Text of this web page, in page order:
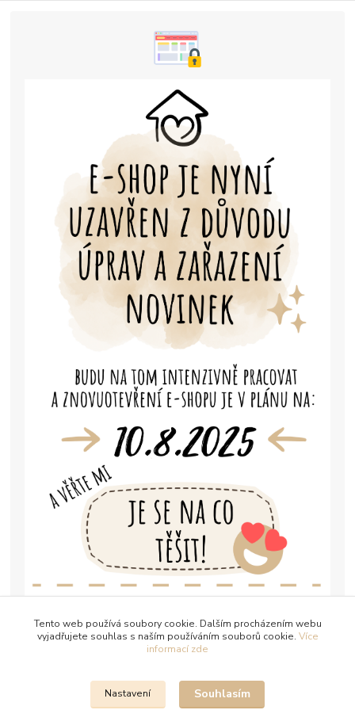
Tento web používá soubory cookie. Dalším procházením webu
vyjadřujete souhlas s naším používáním souborů cookie. Více
informací zde
Nastavení Souhlasím